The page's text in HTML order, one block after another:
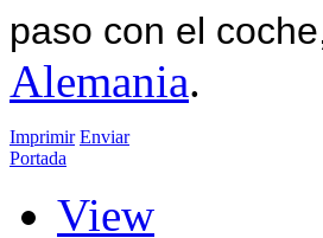
paso con el
Alemania.
Imprimir Enviar
Portada
View